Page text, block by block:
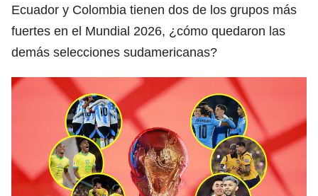
Ecuador y Colombia tienen dos de los grupos más
fuertes en el Mundial 2026, ¿cómo quedaron las
demás selecciones sudamericanas?